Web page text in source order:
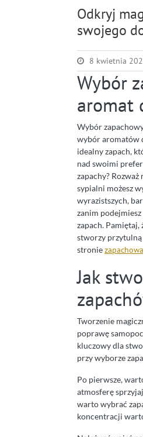
Odkryj
swojego
8 kwietnia
Wybór
aromat
Wybór
wybór aromatów
idealny zapach,
nad swoimi
zapachy?
sypialni możesz
wyrazistszych,
zanim
zapach.
stworzy przytulną
stronie
Jak
Tworzenie
poprawę
kluczowy dla
przy wyborze
Po pierwsze,
atmosferę
warto wybrać
koncentracji